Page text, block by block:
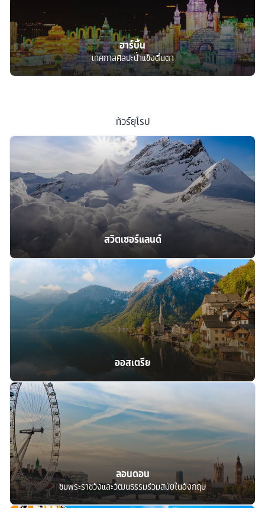
ฮาร์บิ้น
เทศกาลศิลปะน้ำแข็งตื่นตา
ทัวร์ยุโรป
สวิตเซอร์แลนด์
ออสเตรีย
ลอนดอน
ชมพระราชวังและวัฒนธรรมร่วมสมัยในอังกฤษ